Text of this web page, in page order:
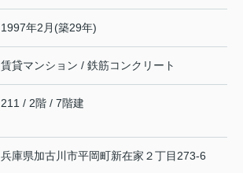
1997年2月(築29年)
賃貸マンション / 鉄筋コンクリート
211 / 2階 / 7階建
兵庫県加古川市平岡町新在家 ２丁目273-6